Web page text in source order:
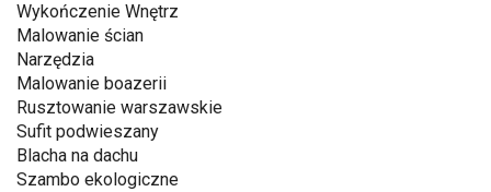
Wykończenie Wnętrz
Malowanie ścian
Narzędzia
Malowanie boazerii
Rusztowanie warszawskie
Sufit podwieszany
Blacha na dachu
Szambo ekologiczne